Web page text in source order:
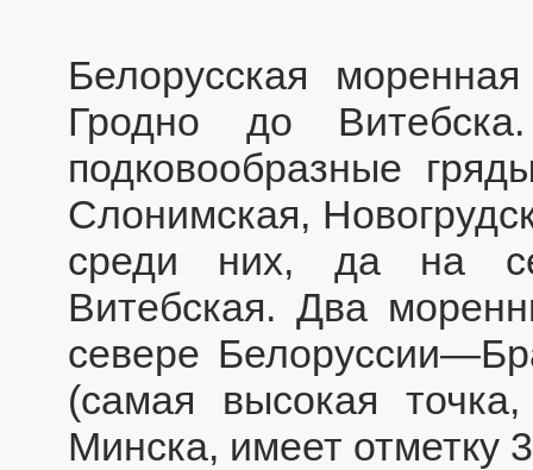
Белорусская
Гродно до
подковообразные
Слонимская,
среди них, да на
Витебская. Два
севере
(самая высокая
Минска, имеет отметку